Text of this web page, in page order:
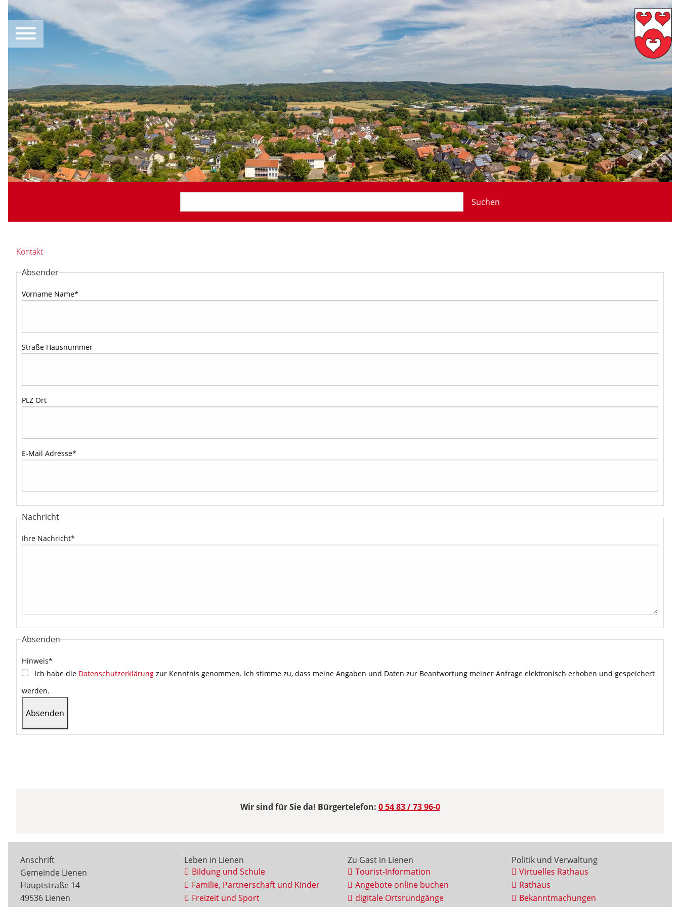
Suchen
Kontakt
Absender
Vorname Name*
Straße Hausnummer
PLZ Ort
E-Mail Adresse*
Nachricht
Ihre Nachricht*
Absenden
Hinweis*
Ich habe die Datenschutzerklärung zur Kenntnis genommen. Ich stimme zu, dass meine Angaben und Daten zur Beantwortung meiner Anfrage elektronisch erhoben und gespeichert
werden.
Wir sind für Sie da! Bürgertelefon: 0 54 83 / 73 96-0
Anschrift
Gemeinde Lienen
Hauptstraße 14
49536 Lienen
Leben in Lienen
Bildung und Schule
Familie, Partnerschaft und Kinder
Freizeit und Sport
Zu Gast in Lienen
Tourist-Information
Angebote online buchen
digitale Ortsrundgänge
Politik und Verwaltung
Virtuelles Rathaus
Rathaus
Bekanntmachungen